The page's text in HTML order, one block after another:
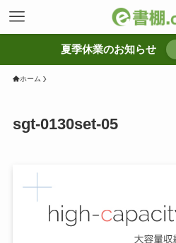
夏季休業のお知らせ
ホーム
sgt-0130set-05